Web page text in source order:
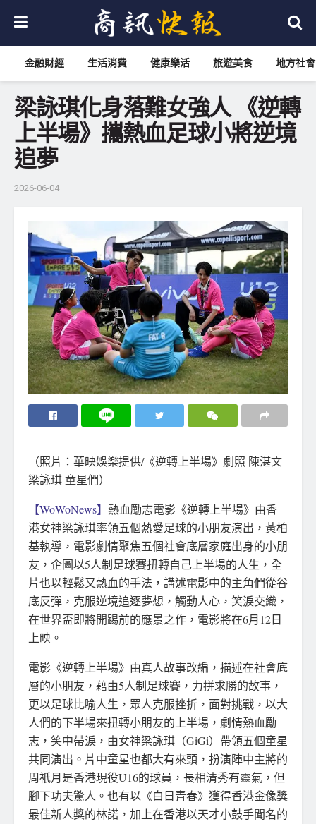
金融財經 生活消費 健康樂活 旅遊美食 地方社會
梁詠琪化身落難女強人 《逆轉
上半場》攜熱血足球小將逆境
追夢
2026-06-04
（照片：華映娛樂提供/《逆轉上半場》劇照 陳湛文
梁詠琪 童星們）
【WoWoNews】 熱血勵志電影《逆轉上半場》由香
港女神梁詠琪率領五個熱愛足球的小朋友演出，黃柏
基執導，電影劇情聚焦五個社會底層家庭出身的小朋
友，企圖以5人制足球賽扭轉自己上半場的人生，全
片也以輕鬆又熱血的手法，講述電影中的主角們從谷
底反彈，克服逆境追逐夢想，觸動人心，笑淚交織，
在世界盃即將開踢前的應景之作，電影將在6月12日
上映。
電影《逆轉上半場》由真人故事改編，描述在社會底
層的小朋友，藉由5人制足球賽，力拼求勝的故事，
更以足球比喻人生，眾人克服挫折，面對挑戰，以大
人們的下半場來扭轉小朋友的上半場，劇情熱血勵
志，笑中帶淚，由女神梁詠琪（GiGi）帶領五個童星
共同演出。片中童星也都大有來頭，扮演陣中主將的
周衹月是香港現役U16的球員，長相清秀有靈氣，但
腳下功夫驚人。也有以《白日青春》獲得香港金像獎
最佳新人獎的林諾，加上在香港以天才小鼓手聞名的